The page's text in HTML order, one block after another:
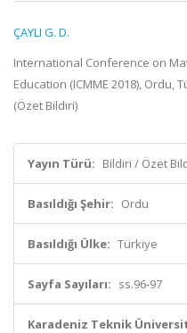
ÇAYLI G. D.
International Conference on
Education (ICMME 2018), Ordu,
(Özet Bildiri)
Yayın Türü: Bildiri / Özet
Basıldığı Şehir: Ordu
Basıldığı Ülke: Türkiye
Sayfa Sayıları: ss.96-97
Karadeniz Teknik